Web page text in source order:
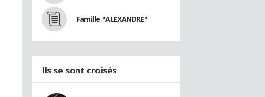
Famille "ALEXANDRE"
Ils se sont croisés